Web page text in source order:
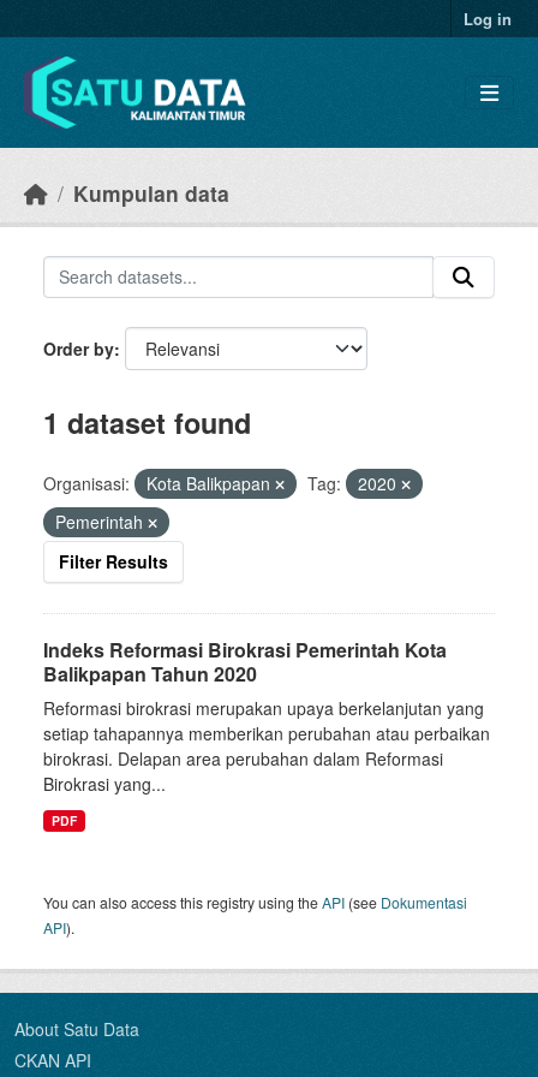
Log in
Kumpulan data
Order by
1 dataset found
Organisasi: Kota Balikpapan Tag:
2020
Pemerintah
Filter Results
Indeks Reformasi Birokrasi Pemerintah Kota
Balikpapan Tahun 2020
Reformasi birokrasi merupakan upaya berkelanjutan yang
setiap tahapannya memberikan perubahan atau perbaikan
birokrasi. Delapan area perubahan dalam Reformasi
Birokrasi yang...
PDF
You can also access this registry using theAPI (see Dokumentasi
API).
About Satu Data
CKAN API